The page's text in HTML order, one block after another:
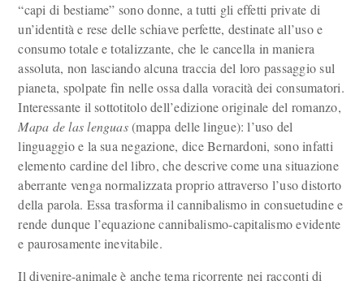
“capi di bestiame” sono donne, a tutti gli effetti private di
un’identità e rese delle schiave perfette, destinate all’uso e
consumo totale e totalizzante, che le cancella in maniera
assoluta, non lasciando alcuna traccia del loro passaggio sul
pianeta, spolpate fin nelle ossa dalla voracità dei consumatori.
Interessante il sottotitolo dell’edizione originale del romanzo,
Mapa de las lenguas(mappa delle lingue): l’uso del
linguaggio e la sua negazione, dice Bernardoni, sono infatti
elemento cardine del libro, che descrive come una situazione
aberrante venga normalizzata proprio attraverso l’uso distorto
della parola. Essa trasforma il cannibalismo in consuetudine e
rende dunque l’equazione cannibalismo-capitalismo evidente
e paurosamente inevitabile.
Il divenire-animale è anche tema ricorrente nei racconti di